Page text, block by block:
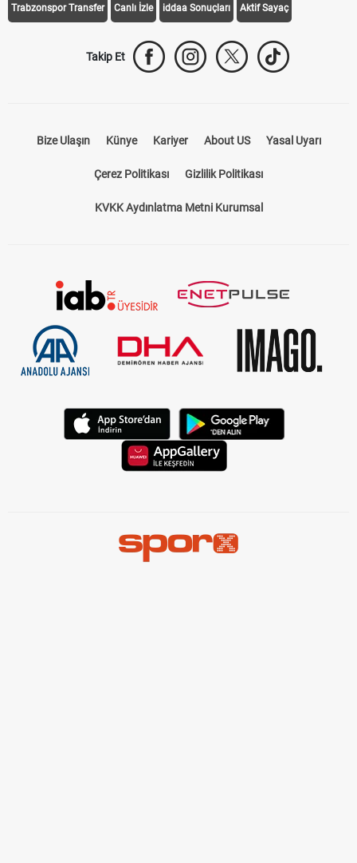
Trabzonspor Transfer Canlı İzle iddaa Sonuçları Aktif Sayaç
Takip Et
Bize Ulaşın Künye Kariyer About US Yasal Uyarı
Çerez Politikası Gizlilik Politikası
KVKK Aydınlatma Metni Kurumsal